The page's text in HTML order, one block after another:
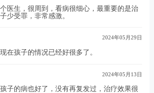
医生，很周到，看病很细心，最重要的是治
少受罪，非常感激。
2024年05月29日
在孩子的情况已经好很多了。
2024年05月13日
子的病也好了，没有再复发过，治疗效果很